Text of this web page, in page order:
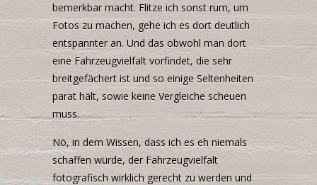
bemerkbar macht. Flitze ich sonst rum, um
Fotos zu machen, gehe ich es dort deutlich
entspannter an. Und das obwohl man dort
eine Fahrzeugvielfalt vorfindet, die sehr
breitgefächert ist und so einige Seltenheiten
parat hält, sowie keine Vergleiche scheuen
muss.
Nö, in dem Wissen, dass ich es eh niemals
schaffen würde, der Fahrzeugvielfalt
fotografisch wirklich gerecht zu werden und